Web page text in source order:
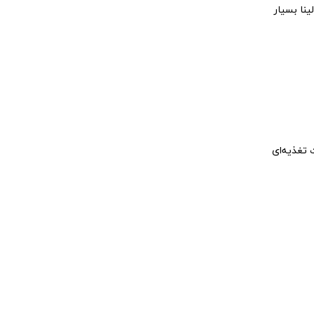
بسیار
تغذیه‌ای